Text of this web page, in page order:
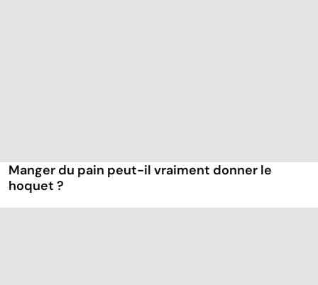
Manger du pain peut-il vraiment donner le
hoquet ?